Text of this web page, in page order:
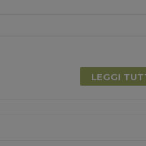
LEGGI